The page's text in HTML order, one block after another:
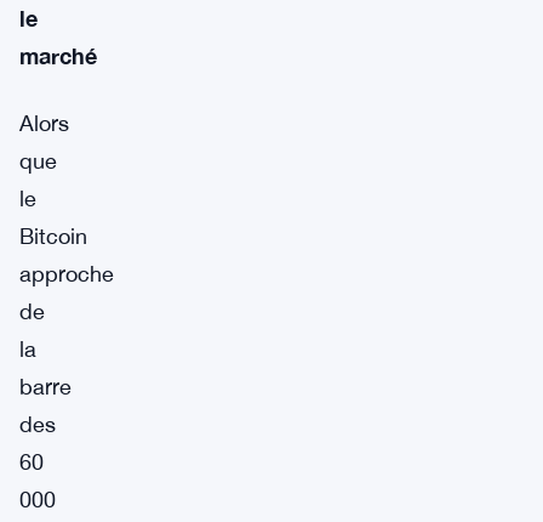
le
marché
Alors
que
le
Bitcoin
approche
de
la
barre
des
60
000